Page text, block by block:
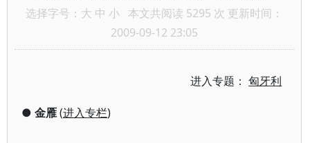
选择字号： 大 中 小 本文共阅读 5295 次 更新时间：
2009-09-12 23:05
进入专题：匈牙利
● 金雁(进入专栏)